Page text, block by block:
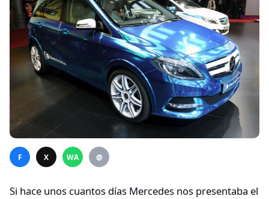
F X WA @
Si hace unos cuantos días Mercedes nos presentaba el